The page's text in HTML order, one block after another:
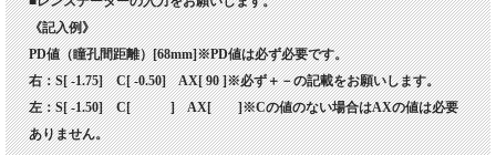
《記入例》
PD値（瞳孔間距離）[68mm]※PD値は必ず必要です。
右：S[ -1.75] C[ -0.50] AX[ 90 ]※必ず＋－の記載をお願いします。
左：S[ -1.50] C[ ] AX[ ]※Cの値のない場合はAXの値は必要
ありません。